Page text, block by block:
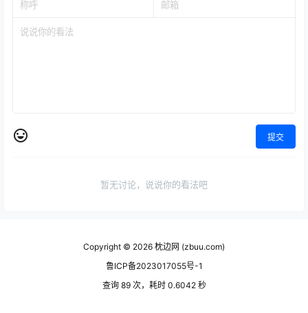
提交
暂无讨论，说说你的看法吧
Copyright © 2026 枕边网 (zbuu.com)
鲁ICP备2023017055号-1
查询 89 次，耗时 0.6042 秒